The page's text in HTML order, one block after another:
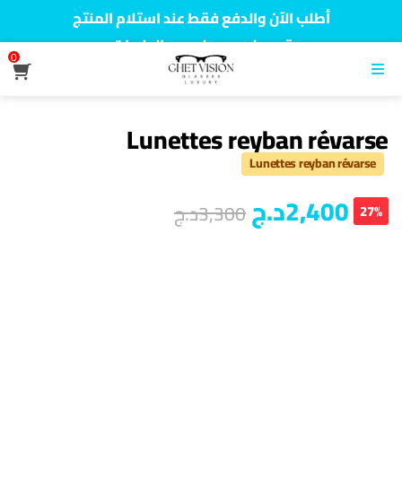
أطلب الآن والدفع فقط عند استلام المنتج
توصيل سريع لجميع الولايات
نفخر بأكثر من 5000 مشتري سعيد
القائمة
0
Lunettes reyban révarse
Lunettes reyban révarse
2,400د.ج3,300د.ج 27%